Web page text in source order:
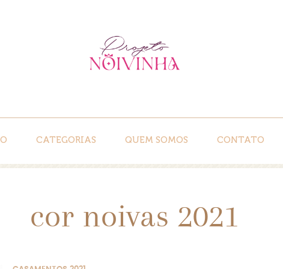
CATEGORIAS QUEM SOMOS CONTATO
cor noivas 2021